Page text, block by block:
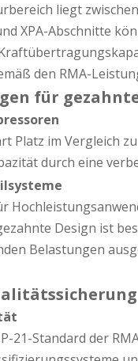
liegt
XPA-Abschnitte
den RMA-
für
Platz im Vergleich
durch eine
Design ist
Belastungen
21-Standard der